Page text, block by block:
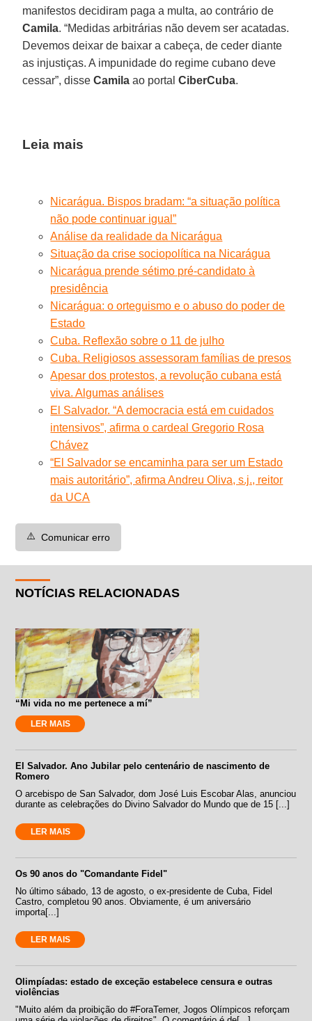
manifestos decidiram paga a multa, ao contrário de
Camila. “Medidas arbitrárias não devem ser acatadas.
Devemos deixar de baixar a cabeça, de ceder diante
as injustiças. A impunidade do regime cubano deve
cessar”, disseCamilaao portalCiberCuba.
Leia mais
Nicarágua. Bispos bradam: “a situação política
não pode continuar igual”
Análise da realidade da Nicarágua
Situação da crise sociopolítica na Nicarágua
Nicarágua prende sétimo pré-candidato à
presidência
Nicarágua: o orteguismo e o abuso do poder de
Estado
Cuba. Reflexão sobre o 11 de julho
Cuba. Religiosos assessoram famílias de presos
Apesar dos protestos, a revolução cubana está
viva. Algumas análises
El Salvador. “A democracia está em cuidados
intensivos”, afirma o cardeal Gregorio Rosa
Chávez
“El Salvador se encaminha para ser um Estado
mais autoritário”, afirma Andreu Oliva, s.j., reitor
da UCA
⚠️ Comunicar erro
NOTÍCIAS RELACIONADAS
“Mi vida no me pertenece a mí”
LER MAIS
El Salvador. Ano Jubilar pelo centenário de nascimento de
Romero
O arcebispo de San Salvador, dom José Luis Escobar Alas, anunciou
durante as celebrações do Divino Salvador do Mundo que de 15 [...]
LER MAIS
Os 90 anos do "Comandante Fidel"
No último sábado, 13 de agosto, o ex-presidente de Cuba, Fidel
Castro, completou 90 anos. Obviamente, é um aniversário
importa[...]
LER MAIS
Olimpíadas: estado de exceção estabelece censura e outras
violências
"Muito além da proibição do #ForaTemer, Jogos Olímpicos reforçam